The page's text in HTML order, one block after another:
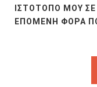
ΙΣΤΌΤΟΠΟ ΜΟΥ
ΕΠΌΜΕΝΗ ΦΟΡΆ